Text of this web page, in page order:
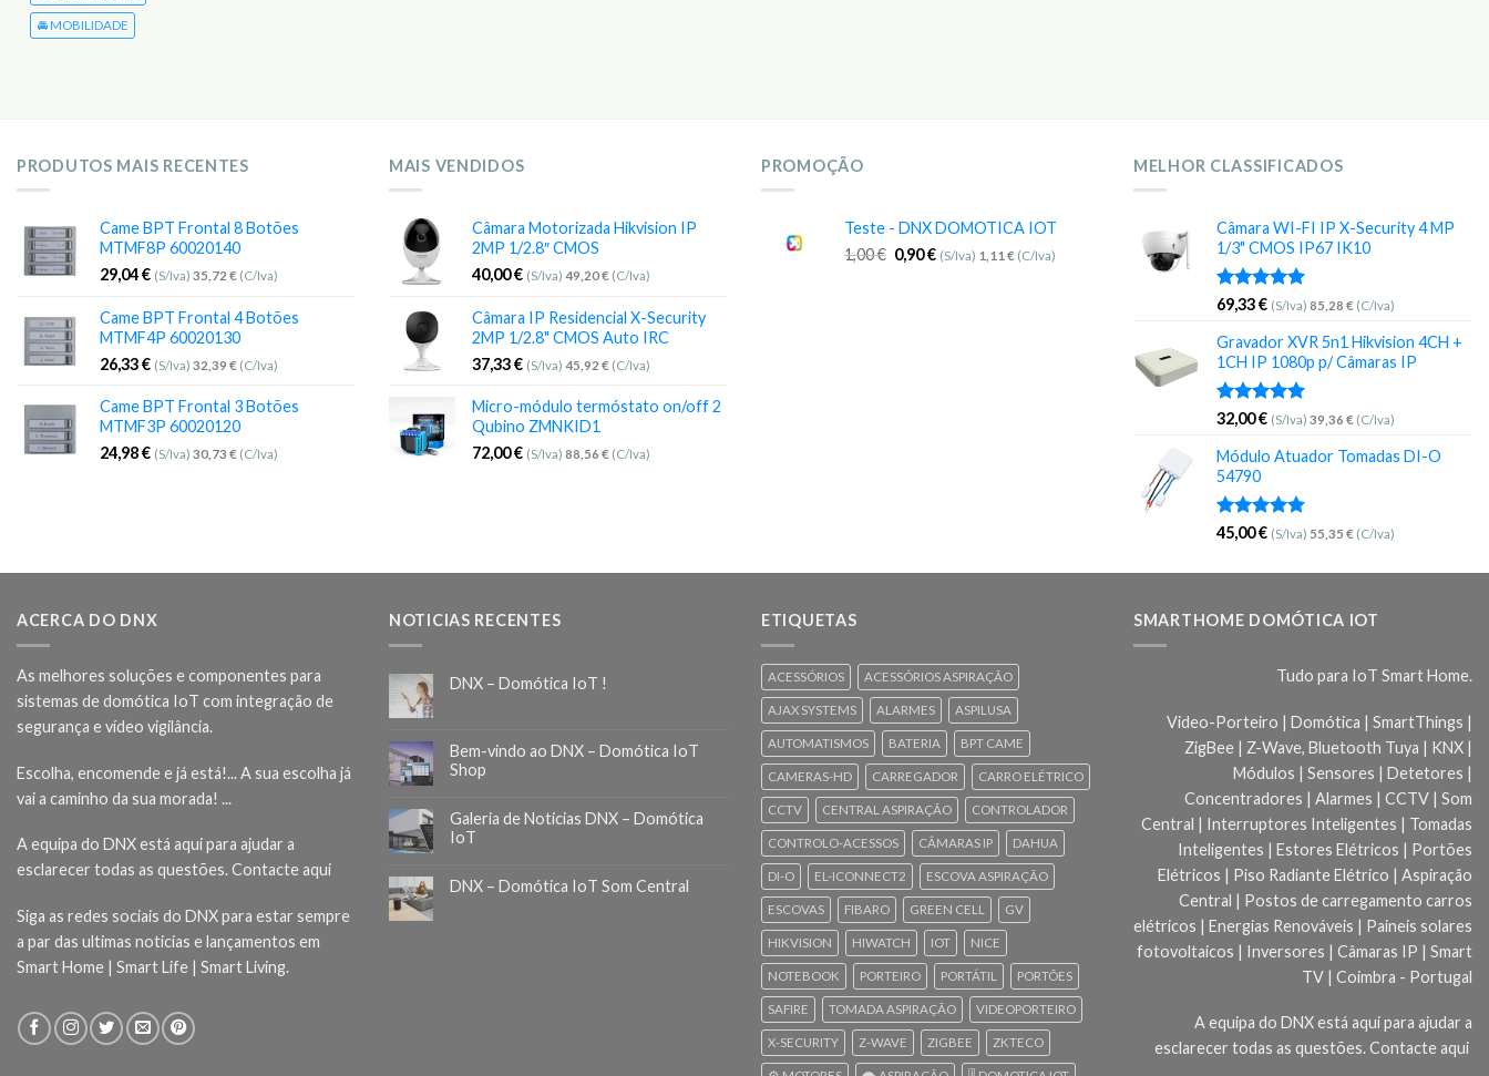
🚘 MOBILIDADE
PRODUTOS MAIS RECENTES
Came BPT Frontal 8 Botões
MTMF8P 60020140
29,04€ (S/Iva) 35,72 € (C/Iva)
Came BPT Frontal 4 Botões
MTMF4P 60020130
26,33€ (S/Iva) 32,39 € (C/Iva)
Came BPT Frontal 3 Botões
MTMF3P 60020120
24,98€ (S/Iva) 30,73 € (C/Iva)
MAIS VENDIDOS
Câmara Motorizada Hikvision IP
2MP 1/2.8″ CMOS
40,00€ (S/Iva) 49,20€ (C/Iva)
Câmara IP Residencial X-Security
2MP 1/2.8" CMOS Auto IRC
37,33€ (S/Iva) 45,92 € (C/Iva)
Micro-módulo termóstato on/off 2
Qubino ZMNKID1
72,00€ (S/Iva) 88,56 € (C/Iva)
PROMOÇÃO
Teste - DNX DOMOTICA IOT
1,00€ 0,90€ (S/Iva) 1,11€ (C/Iva)
MELHOR CLASSIFICADOS
Câmara WI-FI IP X-Security 4 MP
1/3" CMOS IP67 IK10
Avaliação
69,33€ (S/Iva) 85,28 € (C/Iva)
Gravador XVR 5n1 Hikvision 4CH +
1CH IP 1080p p/ Câmaras IP
Avaliação
32,00€ (S/Iva) 39,36 € (C/Iva)
Módulo Atuador Tomadas DI-O
54790
Avaliação
45,00€ (S/Iva) 55,35 € (C/Iva)
ACERCA DO DNX
As melhores soluções e componentes para
sistemas de domótica IoT com integração de
segurança e vídeo vigilância.
Escolha, encomende e já está!... A sua escolha já
vai a caminho da sua morada! ...
A equipa do DNX está aqui para ajudar a
esclarecer todas as questões.Contacte aqui
Siga as redes sociais do DNX para estar sempre
a par das ultimas noticias e lançamentos em
Smart Home | Smart Life | Smart Living.
NOTICIAS RECENTES
DNX – Domótica IoT !
Bem-vindo ao DNX – Domótica IoT
Shop
Galeria de Noticias DNX – Domótica
IoT
DNX – Domótica IoT Som Central
ETIQUETAS
ACESSÓRIOS ACESSÓRIOS ASPIRAÇÃO
AJAX SYSTEMS ALARMES ASPILUSA
AUTOMATISMOS BATERIA BPT CAME
CAMERAS-HD CARREGADOR CARRO ELÉTRICO
CCTV CENTRAL ASPIRAÇÃO CONTROLADOR
CONTROLO-ACESSOS CÂMARAS IP DAHUA
DI-O EL-ICONNECT2 ESCOVA ASPIRAÇÃO
ESCOVAS FIBARO GREEN CELL GV
HIKVISION HIWATCH IOT NICE
NOTEBOOK PORTEIRO PORTÁTIL PORTÕES
SAFIRE TOMADA ASPIRAÇÃO VIDEOPORTEIRO
X-SECURITY Z-WAVE ZIGBEE ZKTECO
SMARTHOME DOMÓTICA IOT
Tudo para IoT Smart Home.
Video-Porteiro | Domótica | SmartThings |
ZigBee | Z-Wave, Bluetooth Tuya | KNX |
Módulos | Sensores | Detetores |
Concentradores | Alarmes | CCTV | Som
Central | Interruptores Inteligentes | Tomadas
Inteligentes | Estores Elétricos | Portões
Elétricos | Piso Radiante Elétrico | Aspiração
Central | Postos de carregamento carros
elétricos | Energias Renováveis | Paineis solares
fotovoltaicos | Inversores | Câmaras IP | Smart
TV | Coimbra - Portugal
A equipa do DNX está aqui para ajudar a
esclarecer todas as questões.Contacte aqui